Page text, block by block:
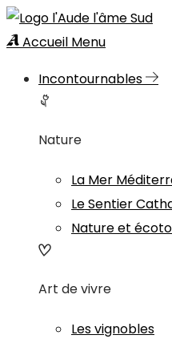
Accueil Menu
Incontournables
Nature
La Mer
Le Sentier
Nature et
Art de vivre
Les vignobles